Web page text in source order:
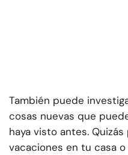
También puede
cosas nuevas que
haya visto antes.
vacaciones en tu casa